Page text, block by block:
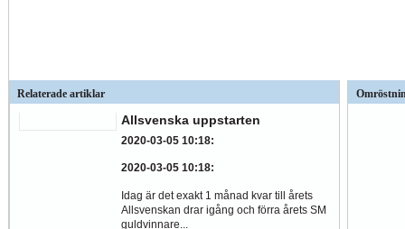
Relaterade artiklar
Allsvenska uppstarten
2020-03-05 10:18:
2020-03-05 10:18:
Idag är det exakt 1 månad kvar till årets
Allsvenskan drar igång och förra årets SM
guldvinnare...